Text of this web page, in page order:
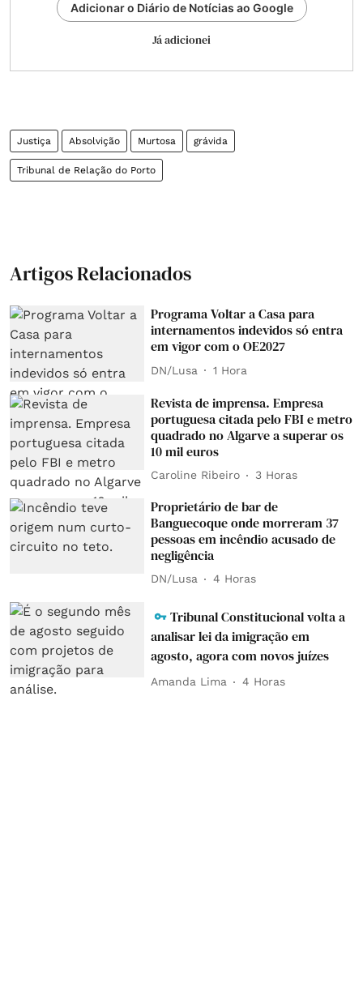
Adicionar o Diário de Notícias ao Google
Já adicionei
Justiça Absolvição Murtosa grávida
Tribunal de Relação do Porto
Artigos Relacionados
Programa Voltar a Casa para
internamentos indevidos só entra
em vigor com o OE2027
DN/Lusa 1 Hora
Revista de imprensa. Empresa
portuguesa citada pelo FBI e metro
quadrado no Algarve a superar os
10 mil euros
Caroline Ribeiro 3 Horas
Proprietário de bar de
Banguecoque onde morreram 37
pessoas em incêndio acusado de
negligência
DN/Lusa 4 Horas
Tribunal Constitucional volta a
analisar lei da imigração em
agosto, agora com novos juízes
Amanda Lima 4 Horas